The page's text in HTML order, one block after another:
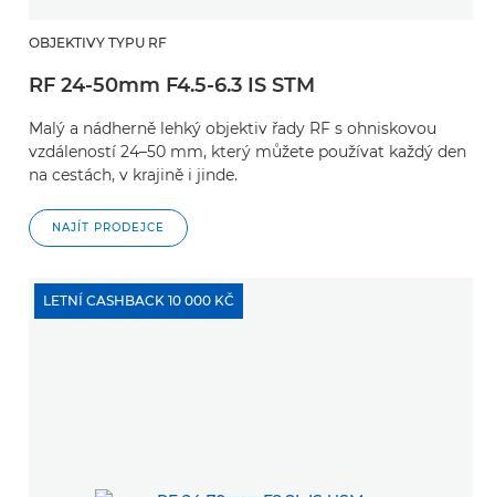
OBJEKTIVY TYPU RF
RF 24-50mm F4.5-6.3 IS STM
Malý a nádherně lehký objektiv řady RF s ohniskovou
vzdáleností 24–50 mm, který můžete používat každý den
na cestách, v krajině i jinde.
NAJÍT PRODEJCE
LETNÍ CASHBACK 10 000 KČ